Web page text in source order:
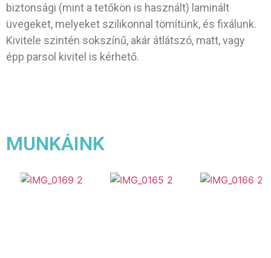
biztonsági (mint a tetőkön is használt) laminált
üvegeket, melyeket szilikonnal tömítünk, és fixálunk.
Kivitele szintén sokszínű, akár átlátszó, matt, vagy
épp parsol kivitel is kérhető.
MUNKÁINK